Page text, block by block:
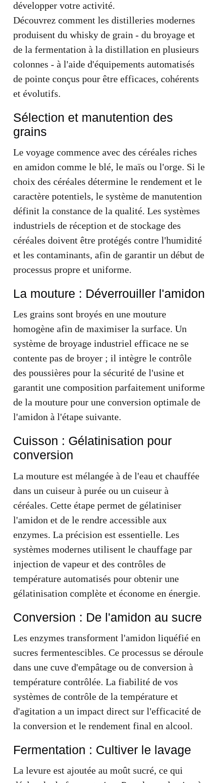
développer votre activité.
Découvrez comment les distilleries modernes
produisent du whisky de grain - du broyage et
de la fermentation à la distillation en plusieurs
colonnes - à l'aide d'équipements automatisés
de pointe conçus pour être efficaces, cohérents
et évolutifs.
Sélection et manutention des
grains
Le voyage commence avec des céréales riches
en amidon comme le blé, le maïs ou l'orge. Si le
choix des céréales détermine le rendement et le
caractère potentiels, le système de manutention
définit la constance de la qualité. Les systèmes
industriels de réception et de stockage des
céréales doivent être protégés contre l'humidité
et les contaminants, afin de garantir un début de
processus propre et uniforme.
La mouture : Déverrouiller l'amidon
Les grains sont broyés en une mouture
homogène afin de maximiser la surface. Un
système de broyage industriel efficace ne se
contente pas de broyer ; il intègre le contrôle
des poussières pour la sécurité de l'usine et
garantit une composition parfaitement uniforme
de la mouture pour une conversion optimale de
l'amidon à l'étape suivante.
Cuisson : Gélatinisation pour
conversion
La mouture est mélangée à de l'eau et chauffée
dans un cuiseur à purée ou un cuiseur à
céréales. Cette étape permet de gélatiniser
l'amidon et de le rendre accessible aux
enzymes. La précision est essentielle. Les
systèmes modernes utilisent le chauffage par
injection de vapeur et des contrôles de
température automatisés pour obtenir une
gélatinisation complète et économe en énergie.
Conversion : De l'amidon au sucre
Les enzymes transforment l'amidon liquéfié en
sucres fermentescibles. Ce processus se déroule
dans une cuve d'empâtage ou de conversion à
température contrôlée. La fiabilité de vos
systèmes de contrôle de la température et
d'agitation a un impact direct sur l'efficacité de
la conversion et le rendement final en alcool.
Fermentation : Cultiver le lavage
La levure est ajoutée au moût sucré, ce qui